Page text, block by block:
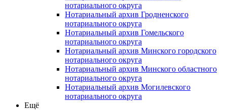
нотариального округа
Нотариальный архив Гродненского
нотариального округа
Нотариальный архив Гомельского
нотариального округа
Нотариальный архив Минского городского
нотариального округа
Нотариальный архив Минского областного
нотариального округа
Нотариальный архив Могилевского
нотариального округа
Ещё